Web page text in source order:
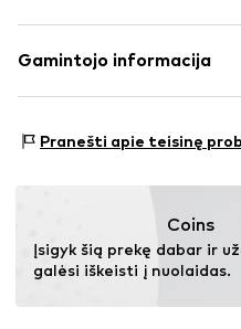
Prekės Nr.
Išorinė medžiaga: Poliesteris
Sudėtyje yra gyvūninės
Netinkamas džiovinti
Nevalyti chemiškai
Nebalinti
Gamintojo informacija
3140 Aalsgaarde
Pranešti apie teisinę
Coins
Įsigyk šią prekę dabar ir
galėsi iškeisti į nuolaidas.